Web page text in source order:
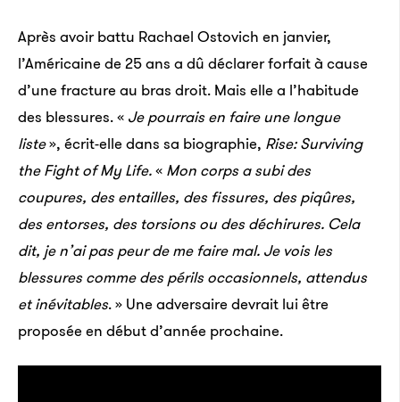
Après avoir battu Rachael Ostovich en janvier,
l’Américaine de 25 ans a dû déclarer forfait à cause
d’une fracture au bras droit. Mais elle a l’habitude
des blessures. « Je pourrais en faire une longue
liste», écrit-elle dans sa biographie, Rise: Surviving
the Fight of My Life.« Mon corps a subi des
coupures, des entailles, des fissures, des piqûres,
des entorses, des torsions ou des déchirures. Cela
dit, je n’ai pas peur de me faire mal. Je vois les
blessures comme des périls occasionnels, attendus
et inévitables. » Une adversaire devrait lui être
proposée en début d’année prochaine.